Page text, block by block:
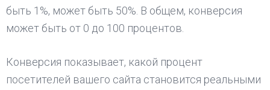
быть 1%, может быть 50%. В общем, конверсия
может быть от 0 до 100 процентов.
Конверсия показывает, какой процент
посетителей вашего сайта становится реальными